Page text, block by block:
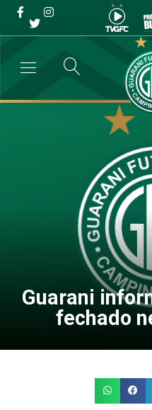
Guarani
social
→ Guarani
Guarani
fechado